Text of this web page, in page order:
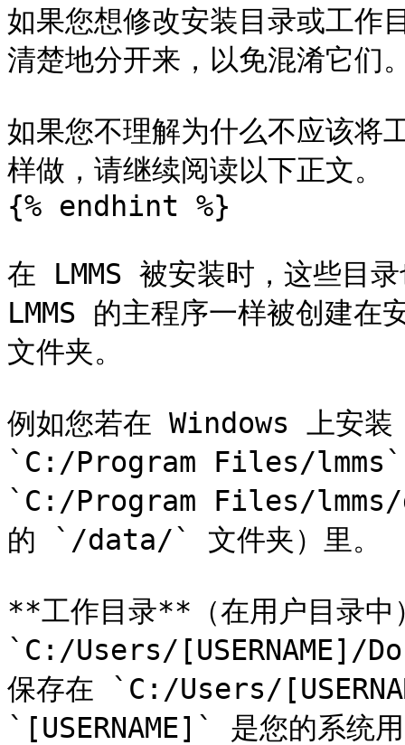
如果您想修改安装目录或工作
清楚地分开来，以免混淆它们
如果您不理解为什么不应该将
样做，请继续阅读以下正文。
{% endhint %}
在 LMMS 被安装时，这些目
LMMS 的主程序一样被创建在
文件夹。
例如您若在 Windows 上安装
`C:/Program Files/lmms`
`C:/Program Files/lmms/
的 `/data/` 文件夹）里。
**工作目录**（在用户目录中
`C:/Users/[USERNAME]/
保存在 `C:/Users/
`[USERNAME]` 是您的系统